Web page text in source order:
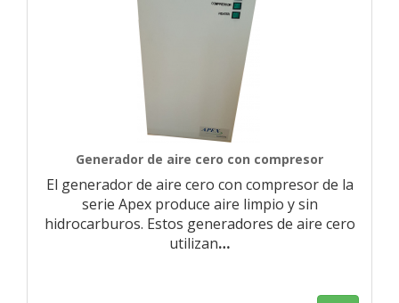
Generador de aire cero con compresor
El generador de aire cero con compresor de la
serie Apex produce aire limpio y sin
hidrocarburos. Estos generadores de aire cero
utilizan…